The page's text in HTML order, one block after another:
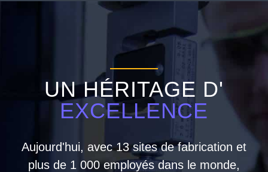
UN HÉRITAGE D'
EXCELLENCE
Aujourd'hui, avec 13 sites de fabrication et
plus de 1 000 employés dans le monde,